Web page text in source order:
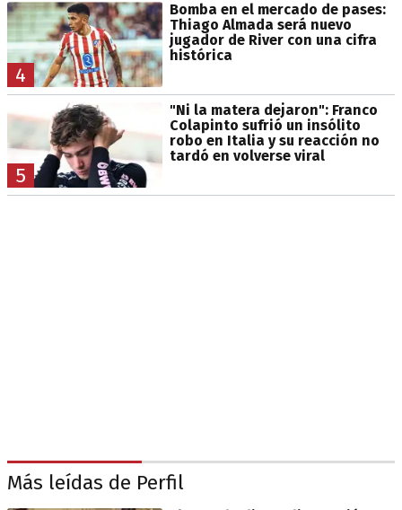
4
Bomba en el mercado de pases:
Thiago Almada será nuevo
jugador de River con una cifra
histórica
5
"Ni la matera dejaron": Franco
Colapinto sufrió un insólito
robo en Italia y su reacción no
tardó en volverse viral
Más leídas de Perfil